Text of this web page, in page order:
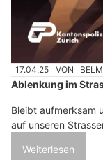
17.04.25 VON
Ablenkung im
Bleibt aufmerksam
auf unseren
Weiterlesen